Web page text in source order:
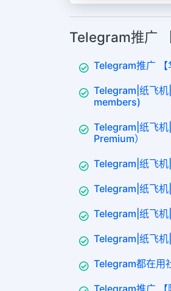
Telegram推广
Telegram推广
Telegram|纸飞
members)
Telegram|纸飞
Premium）
Telegram|纸飞机
Telegram|纸飞
Telegram|纸飞
Telegram|纸飞
Telegram都在用
Telegram推广